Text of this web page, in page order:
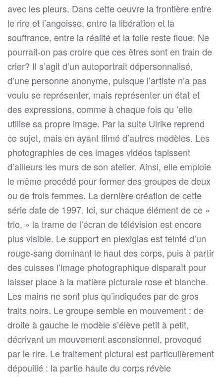
avec les pleurs. Dans cette oeuvre la frontière entre
le rire et l’angoisse, entre la libération et la
souffrance, entre la réalité et la folie reste floue. Ne
pourrait-on pas croire que ces êtres sont en train de
crier? Il s’agit d’un autoportrait dépersonnalisé,
d’une personne anonyme, puisque l’artiste n’a pas
voulu se représenter, mais représenter un état et
des expressions, comme à chaque fois qu ’elle
utilise sa propre image. Par la suite Ulrike reprend
ce sujet, mais en ayant filmé d’autres modèles. Les
photographies de ces images vidéos tapissent
d’ailleurs les murs de son atelier. Ainsi, elle emploie
le même procédé pour former des groupes de deux
ou de trois femmes. La dernière création de cette
série date de 1997. Ici, sur chaque élément de ce «
trio, » la trame de l’écran de télévision est encore
plus visible. Le support en plexiglas est teinté d’un
rouge-sang dominant le haut des corps, puis à partir
des cuisses l’image photographique disparaît pour
laisser place à la matière picturale rose et blanche.
Les mains ne sont plus qu’indiquées par de gros
traits noirs. Le groupe semble en mouvement : de
droite à gauche le modèle s’élève petit à petit,
décrivant un mouvement ascensionnel, provoqué
par le rire. Le traitement pictural est particulièrement
dépouillé : la partie haute du corps révèle